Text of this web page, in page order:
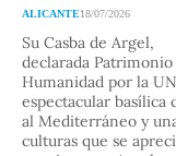
ALICANTE18/07/2026
Su Casba de Argel,
declarada Patrimonio
Humanidad por la
espectacular basílica
al Mediterráneo y
culturas que se